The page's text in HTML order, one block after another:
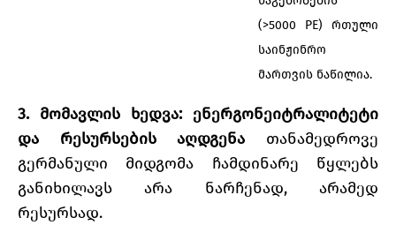
(>5000 PE) რთული
საინჟინრო
მართვის ნაწილია.
3. მომავლის ხედვა: ენერგონეიტრალიტეტი
და რესურსების აღდგენა თანამედროვე
გერმანული მიდგომა ჩამდინარე წყლებს
განიხილავს არა ნარჩენად, არამედ
რესურსად.